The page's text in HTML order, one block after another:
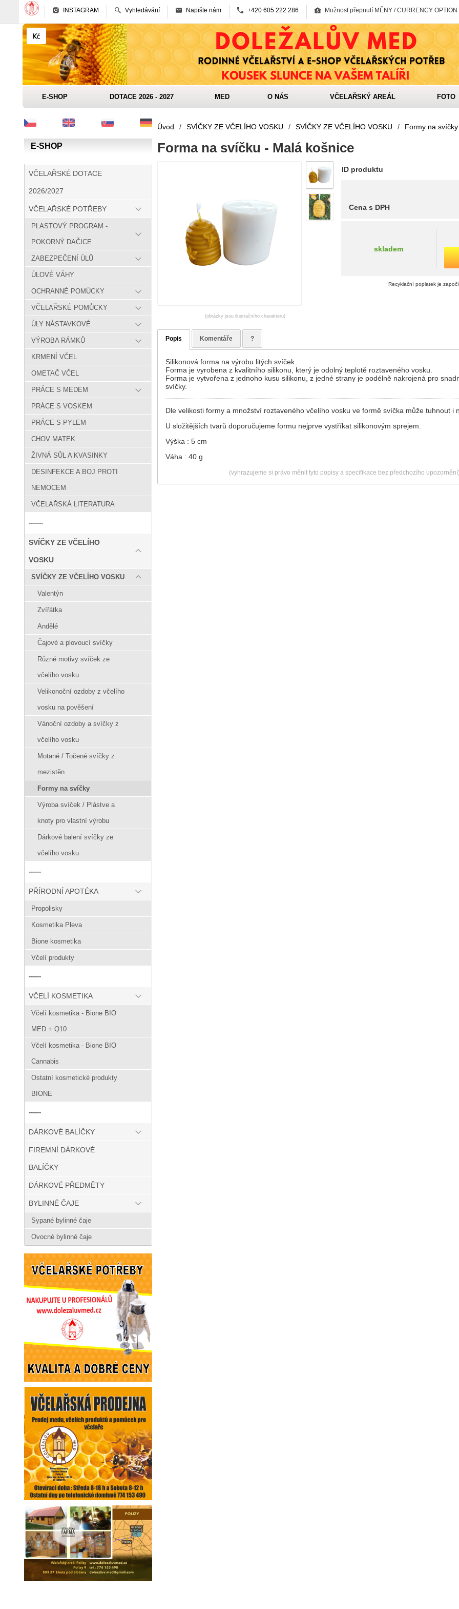
INSTAGRAM Vyhledávání Napište nám +420 605 222 286 Možnost přepnutí MĚNY / CURRENCY OPTION
E-SHOP DOTACE 2026 - 2027 MED O NÁS VČELAŘSKÝ AREÁL FOTO
E-SHOP
VČELAŘSKÉ DOTACE
2026/2027
VČELAŘSKÉ POTŘEBY
PLASTOVÝ PROGRAM -
POKORNÝ DAČICE
ZABEZPEČENÍ ÚLŮ
ÚLOVÉ VÁHY
OCHRANNÉ POMŮCKY
VČELAŘSKÉ POMŮCKY
ÚLY NÁSTAVKOVÉ
VÝROBA RÁMKŮ
KRMENÍ VČEL
OMETAČ VČEL
PRÁCE S MEDEM
PRÁCE S VOSKEM
PRÁCE S PYLEM
CHOV MATEK
ŽIVNÁ SŮL A KVASINKY
DESINFEKCE A BOJ PROTI
NEMOCEM
VČELAŘSKÁ LITERATURA
-------
SVÍČKY ZE VČELÍHO
VOSKU
SVÍČKY ZE VČELÍHO VOSKU
Valentýn
Zvířátka
Andělé
Čajové a plovoucí svíčky
Různé motivy svíček ze
včelího vosku
Velikonoční ozdoby z včelího
vosku na pověšení
Vánoční ozdoby a svíčky z
včelího vosku
Motané / Točené svíčky z
mezistěn
Formy na svíčky
Výroba svíček / Plástve a
knoty pro vlastní výrobu
Dárkové balení svíčky ze
včelího vosku
------
PŘÍRODNÍ APOTÉKA
Propolisky
Kosmetika Pleva
Bione kosmetika
Včelí produkty
------
VČELÍ KOSMETIKA
Včelí kosmetika - Bione BIO
MED + Q10
Včelí kosmetika - Bione BIO
Cannabis
Ostatní kosmetické produkty
BIONE
------
DÁRKOVÉ BALÍČKY
FIREMNÍ DÁRKOVÉ
BALÍČKY
DÁRKOVÉ PŘEDMĚTY
BYLINNÉ ČAJE
Sypané bylinné čaje
Ovocné bylinné čaje
Úvod / SVÍČKY ZE VČELÍHO VOSKU / SVÍČKY ZE VČELÍHO VOSKU / Formy na svíčky
Forma na svíčku - Malá košnice
(obrázky jsou ilustračního charakteru)
ID produktu
Cena s DPH
skladem
Recyklační poplatek je
Popis Komentáře ?
Silikonová forma na výrobu litých svíček.
Forma je vyrobena z kvalitního silikonu, který je odolný teplotě roztaveného vosku.
Forma je vytvořena z jednoho kusu silikonu, z jedné strany je podélně nakrojená pro
svíčky.
Dle velikosti formy a množství roztaveného včelího vosku ve formě svíčka může tuhnout i
U složitějších tvarů doporučujeme formu nejprve vystříkat silikonovým sprejem.
Výška : 5 cm
Váha : 40 g
(vyhrazujeme si právo měnit tyto popisy a specifikace bez předchozího